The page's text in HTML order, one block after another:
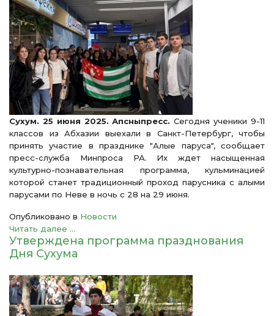
Сухум. 25 июня 2025. Апсныпресс. Сегодня ученики 9-11
классов из Абхазии выехали в Санкт-Петербург, чтобы
принять участие в празднике "Алые паруса", сообщает
пресс-служба Минпроса РА. Их ждет насыщенная
культурно-познавательная программа, кульминацией
которой станет традиционный проход парусника с алыми
парусами по Неве в ночь с 28 на 29 июня.
Опубликовано в Новости
Читать далее ...
Утверждена программа празднования
Дня Сухума